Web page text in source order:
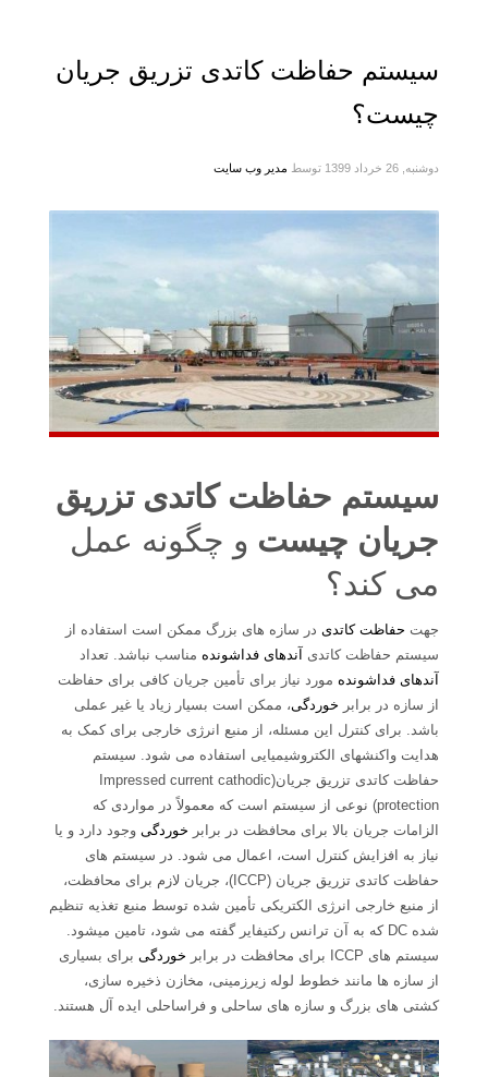
سیستم حفاظت کاتدی تزریق جریان
چیست؟
دوشنبه, 26 خرداد 1399 توسط مدیر وب سایت
سیستم حفاظت کاتدی تزریق
جریان چیست و چگونه عمل
می کند؟
جهت حفاظت کاتدی در سازه های بزرگ ممکن است استفاده از
سیستم حفاظت کاتدی آندهای فداشونده مناسب نباشد. تعداد
آندهای فداشونده مورد نیاز برای تأمین جریان کافی برای حفاظت
از سازه در برابر خوردگی، ممکن است بسیار زیاد یا غیر عملی
باشد. برای کنترل این مسئله، از منبع انرژی خارجی برای کمک به
هدایت واکنشهای الکتروشیمیایی استفاده می شود. سیستم
حفاظت کاتدی تزریق جریان(Impressed current cathodic
protection) نوعی از سیستم است که معمولاً در مواردی که
الزامات جریان بالا برای محافظت در برابر خوردگی وجود دارد و یا
نیاز به افزایش کنترل است، اعمال می شود. در سیستم های
حفاظت کاتدی تزریق جریان (ICCP)، جریان لازم برای محافظت،
از منبع خارجی انرژی الکتریکی تأمین شده توسط منبع تغذیه تنظیم
شده DC که به آن ترانس رکتیفایر گفته می شود، تامین میشود.
سیستم های ICCP برای محافظت در برابر
خوردگی برای بسیاری
از سازه ها مانند خطوط لوله زیرزمینی، مخازن ذخیره سازی،
کشتی های بزرگ و سازه های ساحلی و فراساحلی ایده آل هستند.